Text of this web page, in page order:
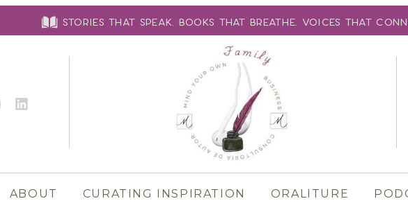
Stories That Speak. Books That Breathe. Voices That
ABOUT CURATING INSPIRATION ORALITURE